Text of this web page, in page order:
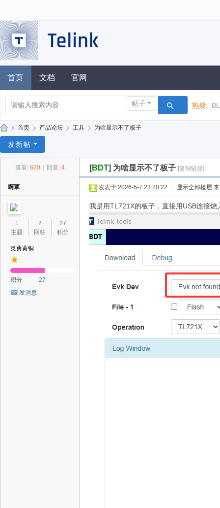
首页 文档 官网
帖子 热搜:
凌
» 首页 › 产品论坛 › 工具 › 为啥显示不了板子
发新帖
查看: 620 回复: 4 [BDT] 为啥显示不了板子 [复制链接]
啊覃
1
主题
2
回帖
27
积分
英勇黄铜
积分
27
发消息
发表于 2026-5-7 23:20:22 显示全部楼层
我是用TL721X的板子，直接用USB连接